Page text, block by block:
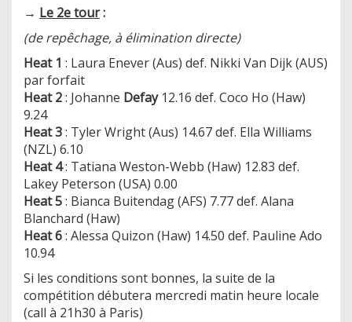
→ Le 2e tour:
(de repêchage, à élimination directe)
Heat 1 : Laura Enever (Aus) def. Nikki Van Dijk (AUS)
par forfait
Heat 2: Johanne Defay12.16 def. Coco Ho (Haw)
9.24
Heat 3: Tyler Wright (Aus) 14.67 def. Ella Williams
(NZL) 6.10
Heat 4: Tatiana Weston-Webb (Haw) 12.83 def.
Lakey Peterson (USA) 0.00
Heat 5: Bianca Buitendag (AFS) 7.77 def. Alana
Blanchard (Haw)
Heat 6: Alessa Quizon (Haw) 14.50 def. Pauline Ado
10.94
Si les conditions sont bonnes, la suite de la
compétition débutera mercredi matin heure locale
(call à 21h30 à Paris)